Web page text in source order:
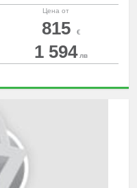
Цена от
815 €
1 594 лв